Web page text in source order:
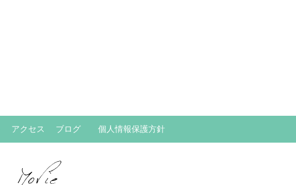
アクセス ブログ 個人情報保護方針